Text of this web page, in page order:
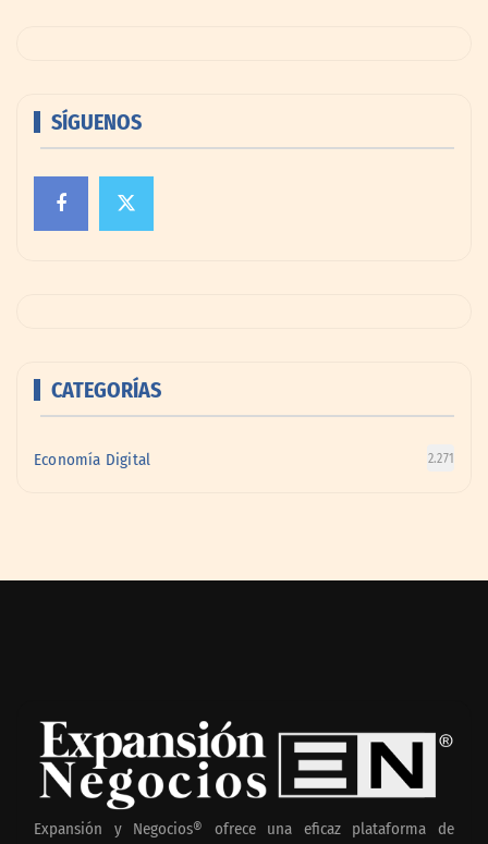
SÍGUENOS
CATEGORÍAS
Economía Digital 2.271
Expansión y Negocios® ofrece una eficaz plataforma de